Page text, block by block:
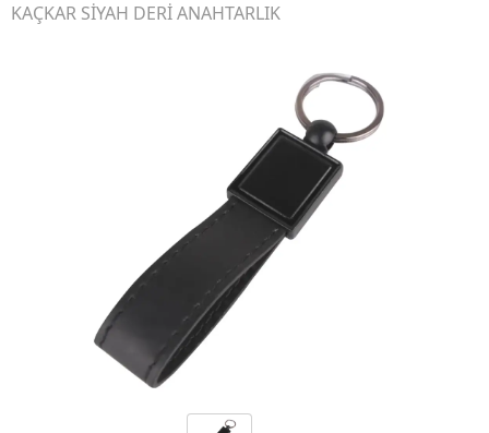
KAÇKAR SİYAH DERİ ANAHTARLIK